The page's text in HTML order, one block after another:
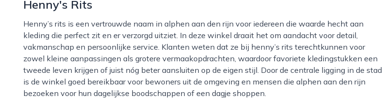
Henny's Rits
Henny’s rits is een vertrouwde naam in alphen aan den rijn voor iedereen die waarde hecht aan
kleding die perfect zit en er verzorgd uitziet. In deze winkel draait het om aandacht voor detail,
vakmanschap en persoonlijke service. Klanten weten dat ze bij henny’s rits terechtkunnen voor
zowel kleine aanpassingen als grotere vermaakopdrachten, waardoor favoriete kledingstukken een
tweede leven krijgen of juist nóg beter aansluiten op de eigen stijl. Door de centrale ligging in de stad
is de winkel goed bereikbaar voor bewoners uit de omgeving en mensen die alphen aan den rijn
bezoeken voor hun dagelijkse boodschappen of een dagje shoppen.